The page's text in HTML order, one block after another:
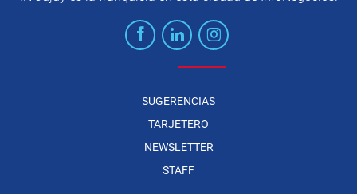
SUGERENCIAS
TARJETERO
NEWSLETTER
STAFF